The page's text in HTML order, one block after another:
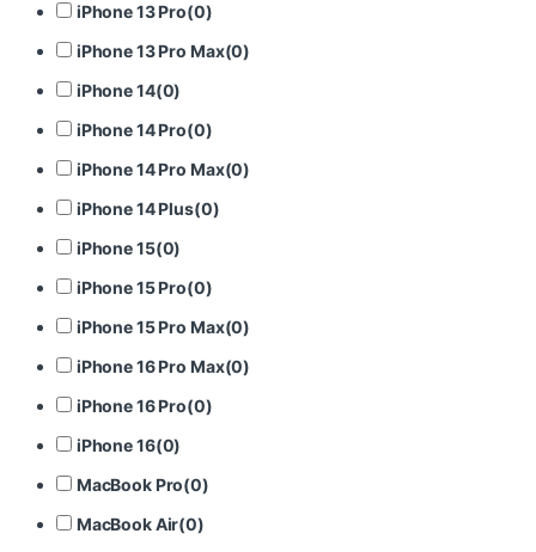
iPhone 13 Pro(0)
iPhone 13 Pro Max(0)
iPhone 14(0)
iPhone 14 Pro(0)
iPhone 14 Pro Max(0)
iPhone 14 Plus(0)
iPhone 15(0)
iPhone 15 Pro(0)
iPhone 15 Pro Max(0)
iPhone 16 Pro Max(0)
iPhone 16 Pro(0)
iPhone 16(0)
MacBook Pro(0)
MacBook Air(0)